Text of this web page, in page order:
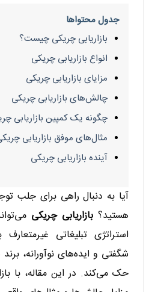
جدول محتواها
بازاریابی چریکی چیست؟
انواع بازاریابی چریکی
مزایای بازاریابی چریکی
چالش‌های بازاریابی چریکی
چگونه یک کمپین بازاریابی
مثال‌های موفق بازاریابی
آینده بازاریابی چریکی
آیا به دنبال راهی برای جلب
هستید؟ بازاریابی چریکی
استراتژی تبلیغاتی
شگفتی و ایده‌های نوآورانه،
حک می‌کند. در این مقاله، با